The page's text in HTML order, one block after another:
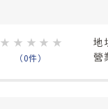
★ ★ ★ ★ ★
（0件）
地
營